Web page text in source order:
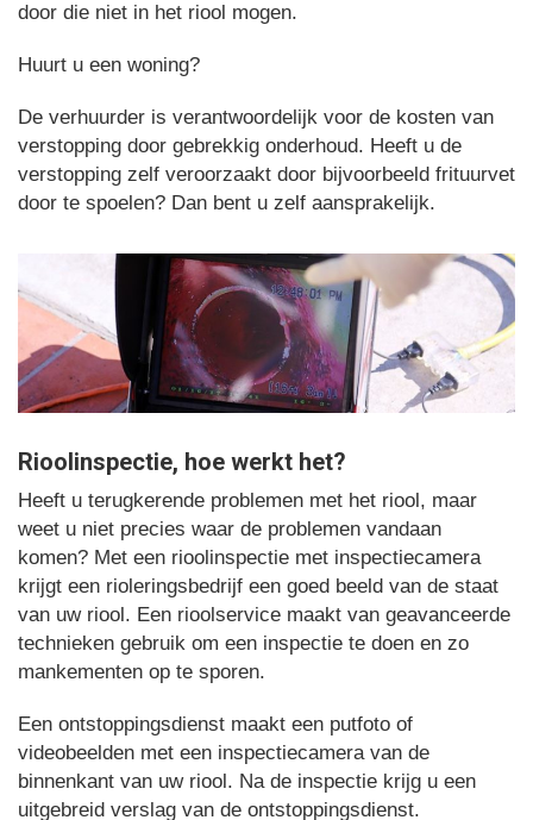
door die niet in het riool mogen.
Huurt u een woning?
De verhuurder is verantwoordelijk voor de kosten van
verstopping door gebrekkig onderhoud. Heeft u de
verstopping zelf veroorzaakt door bijvoorbeeld frituurvet
door te spoelen? Dan bent u zelf aansprakelijk.
Rioolinspectie, hoe werkt het?
Heeft u terugkerende problemen met het riool, maar
weet u niet precies waar de problemen vandaan
komen? Met een rioolinspectie met inspectiecamera
krijgt een rioleringsbedrijf een goed beeld van de staat
van uw riool. Een rioolservice maakt van geavanceerde
technieken gebruik om een inspectie te doen en zo
mankementen op te sporen.
Een ontstoppingsdienst maakt een putfoto of
videobeelden met een inspectiecamera van de
binnenkant van uw riool. Na de inspectie krijg u een
uitgebreid verslag van de ontstoppingsdienst.